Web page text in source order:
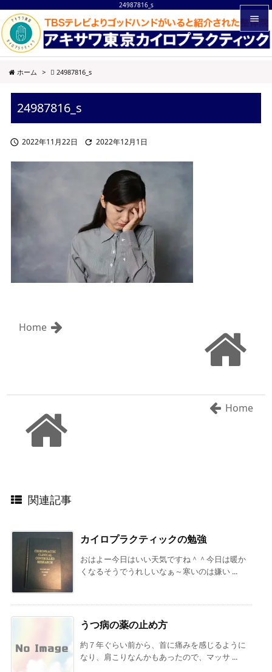
24987816_s


メニュ
ホーム > 24987816_s
24987816_s
 2022年11月22日  2022年12月1日
Home
Home
関連記事
カイロプラクティックの勉強
おはよー今日はいい天気ですね＾＾今日は暖か
くなるそうでうれしいなぁ～寒いのは嫌い ...
うつ病の薬の止め方
約７年ぐらい前から、首に痛みを感じるように
なり、肩こりなんかもあったので、マッサ ...